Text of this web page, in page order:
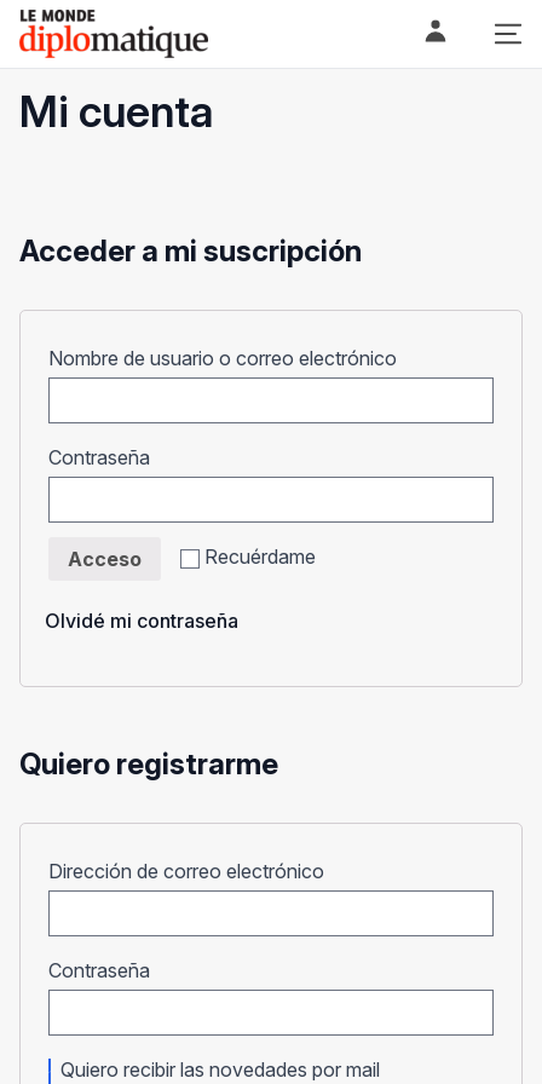
Skip
content
Le monde diplomatique
Mi cuenta
Acceder a mi suscripción
Nombre de usuario o correo electrónico
Contraseña
Recuérdame
Acceso
Olvidé mi contraseña
Quiero registrarme
Dirección de correo electrónico
Contraseña
Quiero recibir las novedades por mail